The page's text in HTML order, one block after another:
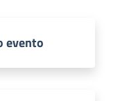
evento